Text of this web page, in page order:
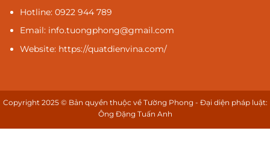
Hotline: 0922 944 789
Email: info.tuongphong@gmail.com
Website: https://quatdienvina.com/
Copyright 2025 © Bản quyền thuộc về Tường Phong - Đại diện pháp luật:
Ông Đặng Tuấn Anh